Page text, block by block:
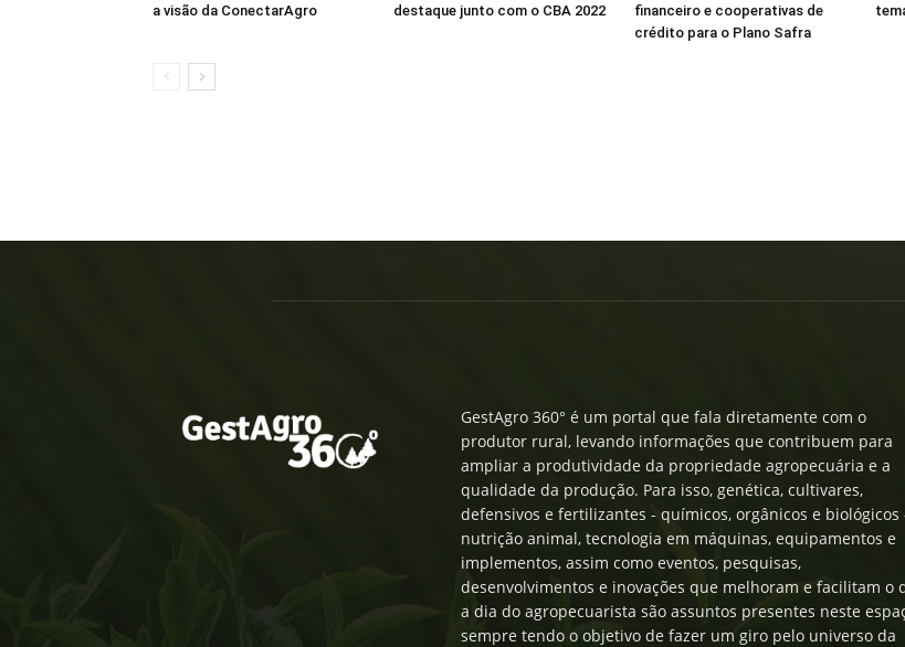
a visão da ConectarAgro
destaque junto com o CBA 2022
financeiro e cooperativas de
crédito para o Plano Safra
GestAgro 360° é um portal que fala diretamente com o
produtor rural, levando informações que contribuem para
ampliar a produtividade da propriedade agropecuária e a
qualidade da produção. Para isso, genética, cultivares,
defensivos e fertilizantes - químicos, orgânicos e biológicos
nutrição animal, tecnologia em máquinas, equipamentos e
implementos, assim como eventos, pesquisas,
desenvolvimentos e inovações que melhoram e facilitam o
a dia do agropecuarista são assuntos presentes neste
sempre tendo o objetivo de fazer um giro pelo universo da